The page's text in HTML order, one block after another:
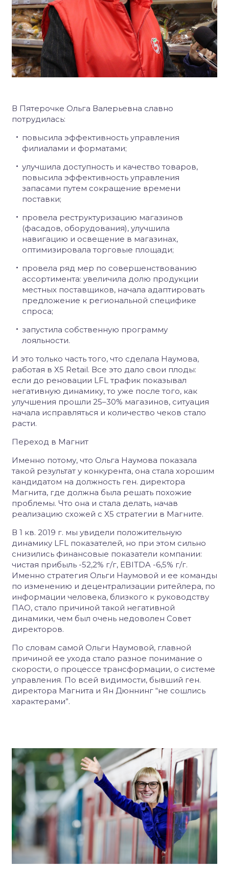
В Пятерочке Ольга Валерьевна славно
потрудилась:
повысила эффективность управления
филиалами и форматами;
улучшила доступность и качество товаров,
повысила эффективность управления
запасами путем сокращение времени
поставки;
провела реструктуризацию магазинов
(фасадов, оборудования), улучшила
навигацию и освещение в магазинах,
оптимизировала торговые площади;
провела ряд мер по совершенствованию
ассортимента: увеличила долю продукции
местных поставщиков, начала адаптировать
предложение к региональной специфике
спроса;
запустила собственную программу
лояльности.
И это только часть того, что сделала Наумова,
работая в X5 Retail. Все это дало свои плоды:
если до реновации LFL трафик показывал
негативную динамику, то уже после того, как
улучшения прошли 25–30% магазинов, ситуация
начала исправляться и количество чеков стало
расти.
Переход в Магнит
Именно потому, что Ольга Наумова показала
такой результат у конкурента, она стала хорошим
кандидатом на должность ген. директора
Магнита, где должна была решать похожие
проблемы. Что она и стала делать, начав
реализацию схожей с X5 стратегии в Магните.
В 1 кв. 2019 г. мы увидели положительную
динамику LFL показателей, но при этом сильно
снизились финансовые показатели компании:
чистая прибыль -52,2% г/г, EBITDA -6,5% г/г.
Именно стратегия Ольги Наумовой и ее команды
по изменению и децентрализации ритейлера, по
информации человека, близкого к руководству
ПАО, стало причиной такой негативной
динамики, чем был очень недоволен Совет
директоров.
По словам самой Ольги Наумовой, главной
причиной ее ухода стало разное понимание о
скорости, о процессе трансформации, о системе
управления. По всей видимости, бывший ген.
директора Магнита и Ян Дюннинг “не сошлись
характерами”.